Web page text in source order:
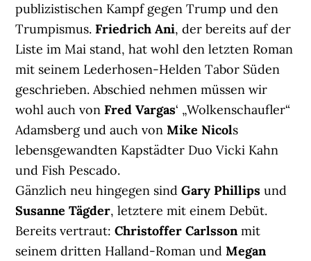
publizistischen Kampf gegen Trump und den
Trumpismus.Friedrich Ani, der bereits auf der
Liste im Mai stand, hat wohl den letzten Roman
mit seinem Lederhosen-Helden Tabor Süden
geschrieben. Abschied nehmen müssen wir
wohl auch vonFred Vargas‘ „Wolkenschaufler“
Adamsberg und auch vonMike Nicols
lebensgewandten Kapstädter Duo Vicki Kahn
und Fish Pescado.
Gänzlich neu hingegen sindGary Phillips und
Susanne Tägder, letztere mit einem Debüt.
Bereits vertraut:Christoffer Carlssonmit
seinem dritten Halland-Roman undMegan